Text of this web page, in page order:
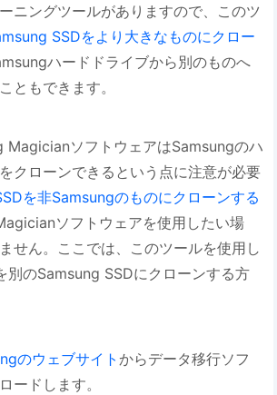
ニングツールがありますので、このツ
SSDをより大きなものにクロー
ハードドライブから別のものへ
ともできます。
MagicianソフトウェアはSamsungのハ
クローンできるという点に注意が必要
を非Samsungのものにクローンする
ソフトウェアを使用したい場
せん。ここでは、このツールを使用し
別のSamsung SSDにクローンする方
のウェブサイトからデータ移行ソフ
ードします。